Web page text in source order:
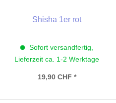
Shisha 1er rot
Sofort versandfertig,
Lieferzeit ca. 1-2 Werktage
19,90 CHF *